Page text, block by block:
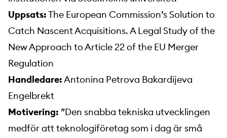
Uppsats:The European Commission’s Solution to
Catch Nascent Acquisitions. A Legal Study of the
New Approach to Article 22 of the EU Merger
Regulation
Handledare:Antonina Petrova Bakardijeva
Engelbrekt
Motivering: ”Den snabba tekniska utvecklingen
medför att teknologiföretag som i dag är små